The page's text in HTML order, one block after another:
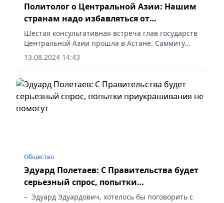
Политолог о Центральной Азии: Нашим
странам надо избавляться от
геополитического одиночества
Шестая консультативная встреча глав государств
Центральной Азии прошла в Астане. Саммиту
сопутствовал бизнес-форум «Центральная Азия
плюс Япония» и государственный визит в
13.08.2024 14:43
Общество
Эдуард Полетаев: С Правительства будет
серьезный спрос, попытки
приукрашивания не помогут
– Эдуард Эдуардович, хотелось бы поговорить с